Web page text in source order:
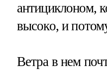
антициклоном,
высоко, и
Ветра в нем